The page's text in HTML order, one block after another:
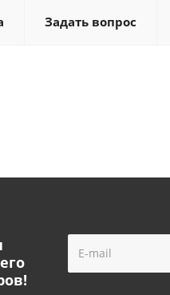
Задать вопрос